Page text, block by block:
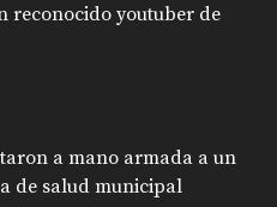
reconocido youtuber de
a mano armada a un
de salud municipal